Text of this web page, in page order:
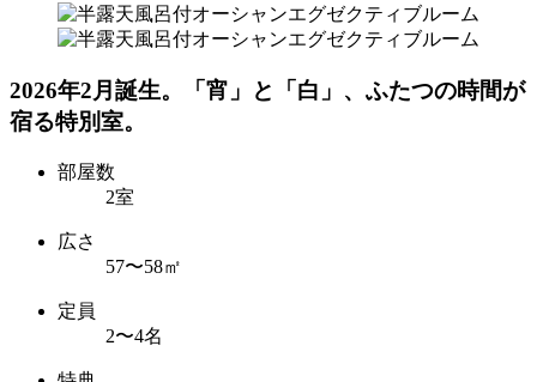
2026年2月誕生。「宵」と「白」、ふたつの時間が
宿る特別室。
部屋数
2室
広さ
57〜58㎡
定員
2〜4名